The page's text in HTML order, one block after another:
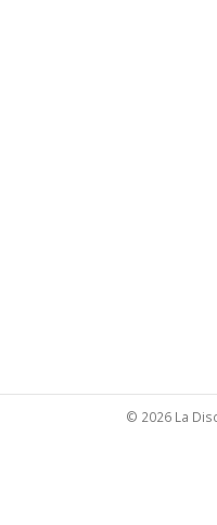
© 2026 La